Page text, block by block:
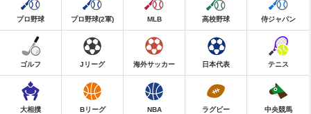
プロ野球 プロ野球(2軍) MLB 高校野球 侍ジャパン
ゴルフ Jリーグ 海外サッカー 日本代表 テニス
大相撲 Bリーグ NBA ラグビー 中央競馬